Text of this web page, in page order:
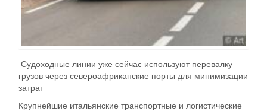
Судоходные линии уже сейчас используют перевалку
грузов через североафриканские порты для минимизации
затрат
Крупнейшие итальянские транспортные и логистические